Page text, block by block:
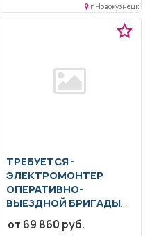
г Новокузнецк
ТРЕБУЕТСЯ -
ЭЛЕКТРОМОНТЕР
ОПЕРАТИВНО-
ВЫЕЗДНОЙ БРИГАДЫ
профессиональное
от 69 860 руб.